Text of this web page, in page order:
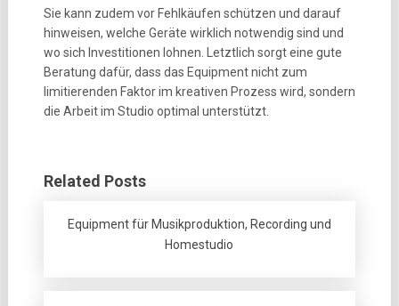
Sie kann zudem vor Fehlkäufen schützen und darauf
hinweisen, welche Geräte wirklich notwendig sind und
wo sich Investitionen lohnen. Letztlich sorgt eine gute
Beratung dafür, dass das Equipment nicht zum
limitierenden Faktor im kreativen Prozess wird, sondern
die Arbeit im Studio optimal unterstützt.
Related Posts
Equipment für Musikproduktion, Recording und
Homestudio